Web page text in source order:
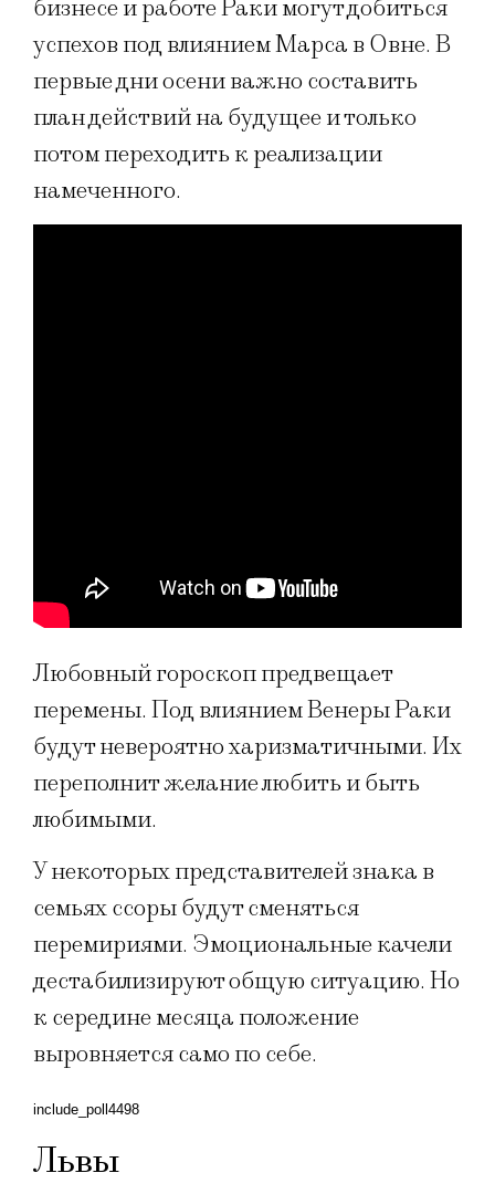
бизнесе и работе Раки могут добиться
успехов под влиянием Марса в Овне. В
первые дни осени важно составить
план действий на будущее и только
потом переходить к реализации
намеченного.
Любовный гороскоп предвещает
перемены. Под влиянием Венеры Раки
будут невероятно харизматичными. Их
переполнит желание любить и быть
любимыми.
У некоторых представителей знака в
семьях ссоры будут сменяться
перемириями. Эмоциональные качели
дестабилизируют общую ситуацию. Но
к середине месяца положение
выровняется само по себе.
include_poll4498
Львы